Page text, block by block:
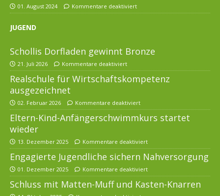
01. August 2024 Kommentare deaktiviert
JUGEND
Schollis Dorfladen gewinnt Bronze
21. Juli 2026 Kommentare deaktiviert
Realschule für Wirtschaftskompetenz
ausgezeichnet
02. Februar 2026 Kommentare deaktiviert
Eltern-Kind-Anfängerschwimmkurs startet
wieder
13. Dezember 2025 Kommentare deaktiviert
Engagierte Jugendliche sichern Nahversorgung
01. Dezember 2025 Kommentare deaktiviert
Schluss mit Matten-Muff und Kasten-Knarren